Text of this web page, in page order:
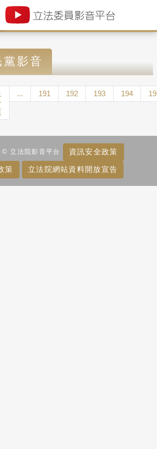
黨影音
... 191 192 193 194
立法院影音平台 資訊安全政策
策 立法院網站資料開放宣告